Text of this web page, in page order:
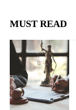
MUST READ